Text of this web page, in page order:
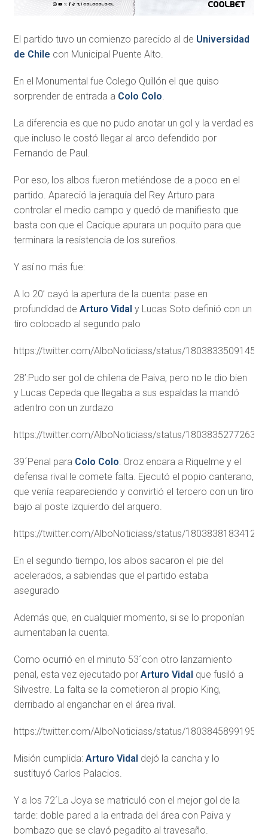
El partido tuvo un comienzo parecido al de Universidad
de Chile con Municipal Puente Alto.
En el Monumental fue Colego Quillón el que quiso
sorprender de entrada a Colo Colo
La diferencia es que no pudo anotar un gol y la verdad es
que incluso le costó llegar al arco defendido por
Fernando de Paul.
Por eso, los albos fueron metiéndose de a poco en el
partido. Apareció la jeraquía del Rey Arturo para
controlar el medio campo y quedó de manifiesto que
basta con que el Cacique apurara un poquito para que
terminara la resistencia de los sureños.
Y así no más fue:
A lo 20’ cayó la apertura de la cuenta: pase en
profundidad de Arturo Vidal y Lucas Soto definió con un
tiro colocado al segundo palo
https://twitter.com/AlboNoticiass/status/
28’:Pudo ser gol de chilena de Paiva, pero no le dio bien
y Lucas Cepeda que llegaba a sus espaldas la mandó
adentro con un zurdazo
https://twitter.com/AlboNoticiass/status/
39´Penal para Colo Colo: Oroz encara a Riquelme y el
defensa rival le comete falta. Ejecutó el popio canterano,
que venía reapareciendo y convirtió el tercero con un tiro
bajo al poste izquierdo del arquero.
https://twitter.com/AlboNoticiass/status/
En el segundo tiempo, los albos sacaron el pie del
acelerados, a sabiendas que el partido estaba
asegurado
Además que, en cualquier momento, si se lo proponían
aumentaban la cuenta.
Como ocurrió en el minuto 53´con otro lanzamiento
penal, esta vez ejecutado por Arturo Vidal que fusiló a
Silvestre. La falta se la cometieron al propio King,
derribado al enganchar en el área rival.
https://twitter.com/AlboNoticiass/status/
Misión cumplida: Arturo Vidal dejó la cancha y lo
sustituyó Carlos Palacios.
Y a los 72´La Joya se matriculó con el mejor gol de la
tarde: doble pared a la entrada del área con Paiva y
bombazo que se clavó pegadito al travesaño.